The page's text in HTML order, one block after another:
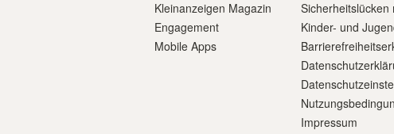
Kleinanzeigen Magazin
Engagement
Mobile Apps
Sicherheitslücken
Kinder- und
Impressum